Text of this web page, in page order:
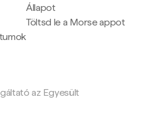
Állapot
Töltsd le a Morse appot
az Egyesült